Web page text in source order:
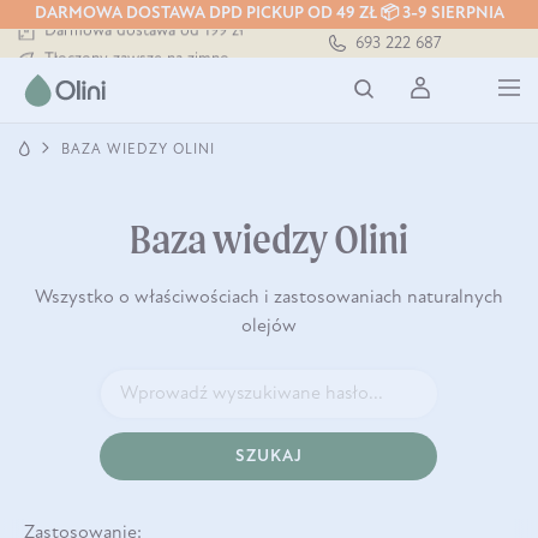
DARMOWA DOSTAWA DPD PICKUP OD 49 ZŁ 📦 3-9 SIERPNIA
Darmowa dostawa od 199 zł
Darmowa dostawa od 199 zł
693 222 687
BAZA WIEDZY OLINI
Baza wiedzy Olini
Wszystko o właściwościach i zastosowaniach naturalnych
olejów
SZUKAJ
Zastosowanie: